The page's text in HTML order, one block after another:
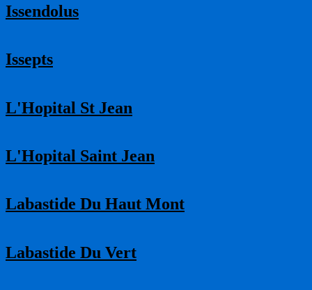
Issendolus
Issepts
L'Hopital St Jean
L'Hopital Saint Jean
Labastide Du Haut Mont
Labastide Du Vert